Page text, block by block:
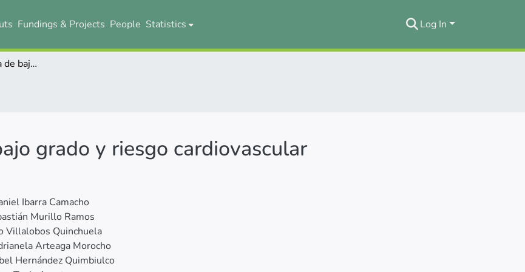
Fundings & Projects People Statistics Log In
Inflamación crónica de bajo grado y riesgo cardiovascular
grado y riesgo cardiovascular
Ibarra Camacho
Murillo Ramos
Villalobos Quinchuela
Arteaga Morocho
Hernández Quimbiulco